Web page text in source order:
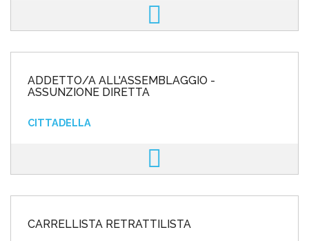
ADDETTO/A ALL'ASSEMBLAGGIO -
ASSUNZIONE DIRETTA
CITTADELLA
CARRELLISTA RETRATTILISTA